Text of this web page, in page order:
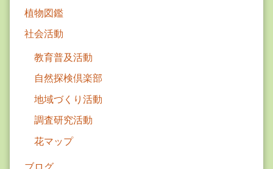
ー
シ
植物図鑑
社会活動
教育普及活動
自然探検倶楽部
地域づくり活動
調査研究活動
花マップ
ブログ